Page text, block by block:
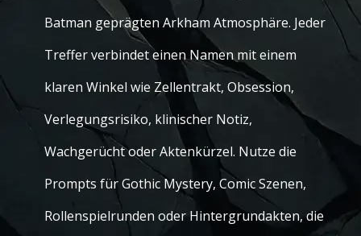
Batman geprägten Arkham Atmosphäre. Jeder
Treffer verbindet einen Namen mit einem
klaren Winkel wie Zellentrakt, Obsession,
Verlegungsrisiko, klinischer Notiz,
Wachgerücht oder Aktenkürzel. Nutze die
Prompts für Gothic Mystery, Comic Szenen,
Rollenspielrunden oder Hintergrundakten, die